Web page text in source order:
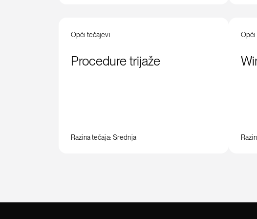
Opći tečajevi
Procedure trijaže
Razina tečaja: Srednja
Opći